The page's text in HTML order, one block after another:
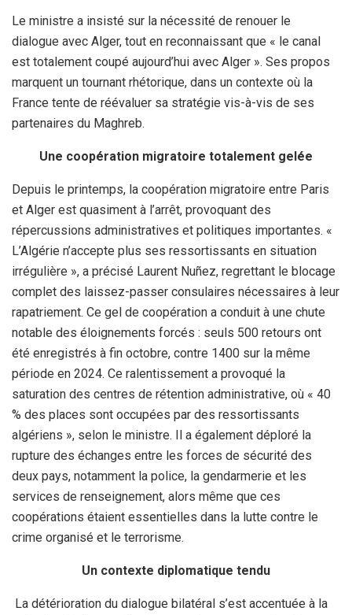
Le ministre a insisté sur la nécessité de renouer le
dialogue avec Alger, tout en reconnaissant que « le canal
est totalement coupé aujourd’hui avec Alger ». Ses propos
marquent un tournant rhétorique, dans un contexte où la
France tente de réévaluer sa stratégie vis-à-vis de ses
partenaires du Maghreb.
Une coopération migratoire totalement gelée
Depuis le printemps, la coopération migratoire entre Paris
et Alger est quasiment à l’arrêt, provoquant des
répercussions administratives et politiques importantes. «
L’Algérie n’accepte plus ses ressortissants en situation
irrégulière », a précisé Laurent Nuñez, regrettant le blocage
complet des laissez-passer consulaires nécessaires à leur
rapatriement. Ce gel de coopération a conduit à une chute
notable des éloignements forcés : seuls 500 retours ont
été enregistrés à fin octobre, contre 1400 sur la même
période en 2024. Ce ralentissement a provoqué la
saturation des centres de rétention administrative, où « 40
% des places sont occupées par des ressortissants
algériens », selon le ministre. Il a également déploré la
rupture des échanges entre les forces de sécurité des
deux pays, notamment la police, la gendarmerie et les
services de renseignement, alors même que ces
coopérations étaient essentielles dans la lutte contre le
crime organisé et le terrorisme.
Un contexte diplomatique tendu
La détérioration du dialogue bilatéral s’est accentuée à la